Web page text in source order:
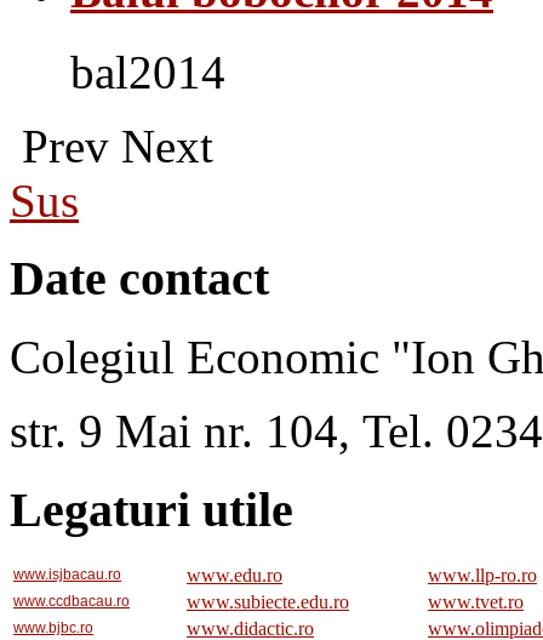
bal2014
Prev Next
Sus
Date contact
Colegiul Economic "Ion
str. 9 Mai nr. 104, Tel.
Legaturi utile
www.isjbacau.ro www.edu.ro www.llp-ro.ro
www.ccdbacau.ro www.subiecte.edu.ro www.tvet.ro
www.bjbc.ro www.didactic.ro